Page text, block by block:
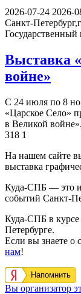
2026-07-24 2026-
Санкт-
Государственный
Выставка
войне»
С 24 июля по 8
«Царское Село»
в Великой
318 1
На нашем сайте
выставка
Куда-СПБ — это
событий Санкт-
Куда-СПБ в курсе
Петербурге.
Если вы знаете о
нам!
Напомнить
Вы организатор